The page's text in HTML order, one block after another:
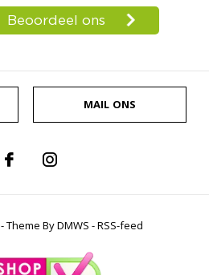
MAIL ONS
- Theme ByDMWS -RSS-feed